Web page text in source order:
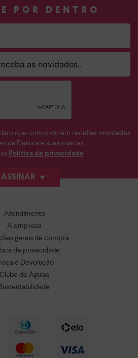
POR DENTRO
que concordo em receber novidades
da Dakota e suas marcas.
Política de privacidade
ASSINAR
Atendimento
A empresa
gerais de compra
de privacidade
e Devolução
Clube de Águias
Sustentabilidade